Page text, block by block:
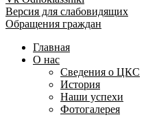
Версия для слабовидящих
Обращения граждан
Главная
О нас
Сведения о ЦКС
История
Наши успехи
Фотогалерея